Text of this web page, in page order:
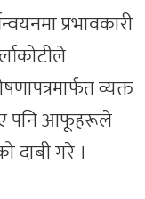
प्रभावकारी
व्यक्त
पनि आफूहरूले
दाबी गरे ।